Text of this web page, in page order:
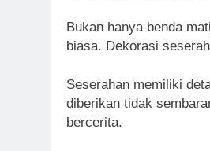
Bukan hanya benda
biasa. Dekorasi
Seserahan memiliki
diberikan tidak
bercerita.